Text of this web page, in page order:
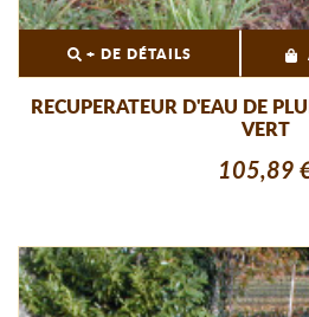
+ DE DÉTAILS
RECUPERATEUR D'EAU DE
VERT
105,89